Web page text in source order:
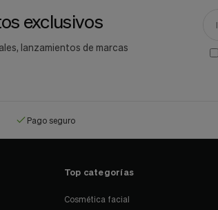
exclusivos
lanzamientos de marcas
Pago seguro
Top categorías
Cosmética facial